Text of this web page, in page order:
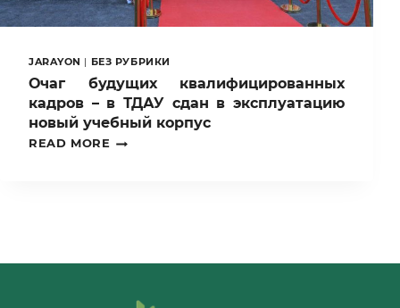
JARAYON | БЕЗ РУБРИКИ
Очаг будущих квалифицированных
кадров – в ТДАУ сдан в эксплуатацию
новый учебный корпус
READ MORE
ОЧАГ
В